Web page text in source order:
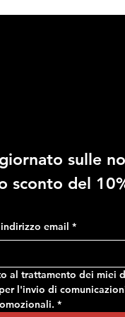
RAGNO - Costume in
mimetica, con tasche e
Prezzo
24,90 €
sulle
sconto del
email *
al trattamento dei miei
l'invio di
*